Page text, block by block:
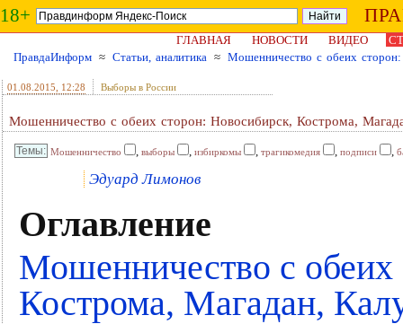
18+
ГЛАВНАЯ НОВОСТИ ВИДЕО
ПравдаИнформ ≈ Статьи, аналитика ≈ Мошенничество с обеих
01.08.2015 , 12:28 Выборы в России
Мошенничество с обеих сторон: Новосибирск, Кострома,
Мошенничество , выборы , избиркомы , трагикомедия , подписи ,
Эдуард Лимонов
Оглавление
Мошенничество с
Кострома, Магадан,